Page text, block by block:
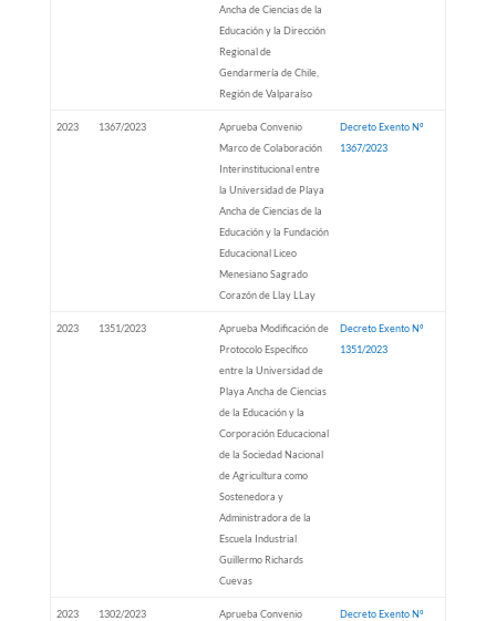
Ancha de Ciencias de la
Educación y la Dirección
Regional de
Gendarmería de Chile,
Región de Valparaíso
2023 1367/2023
Aprueba Convenio
Marco de Colaboración
Interinstitucional entre
la Universidad de Playa
Ancha de Ciencias de la
Educación y la Fundación
Educacional Liceo
Menesiano Sagrado
Corazón de Llay LLay
Decreto Exento Nº
1367/2023
2023 1351/2023
Aprueba Modificación de
Protocolo Específico
entre la Universidad de
Playa Ancha de Ciencias
de la Educación y la
Corporación Educacional
de la Sociedad Nacional
de Agricultura como
Sostenedora y
Administradora de la
Escuela Industrial
Guillermo Richards
Cuevas
Decreto Exento Nº
1351/2023
2023 1302/2023
Aprueba Convenio
Decreto Exento Nº